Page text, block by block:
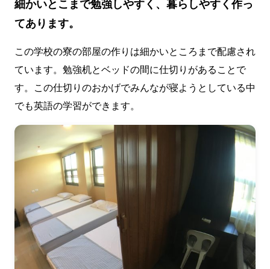
細かいとこまで勉強しやすく、暮らしやすく作っ
てあります。
この学校の寮の部屋の作りは細かいところまで配慮され
ています。勉強机とベッドの間に仕切りがあることで
す。この仕切りのおかげでみんなが寝ようとしている中
でも英語の学習ができます。